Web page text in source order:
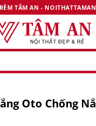
TÂM AN -
Oto Chống